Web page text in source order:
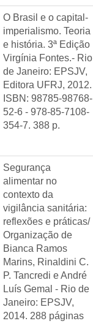
O Brasil e o capital-
imperialismo. Teoria
e história. 3ª Edição
Virgínia Fontes.- Rio
de Janeiro: EPSJV,
Editora UFRJ, 2012.
ISBN: 98785-98768-
52-6 - 978-85-7108-
354-7. 388 p.
Segurança
alimentar no
contexto da
vigilância sanitária:
reflexões e práticas/
Organização de
Bianca Ramos
Marins, Rinaldini C.
P. Tancredi e André
Luís Gemal - Rio de
Janeiro: EPSJV,
2014. 288 páginas